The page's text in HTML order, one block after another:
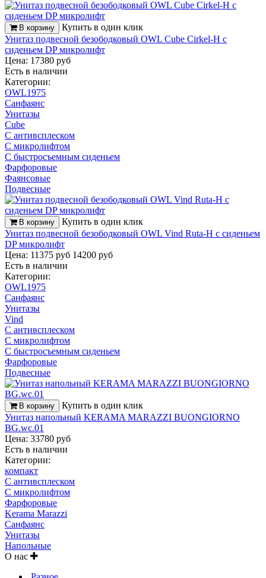
В корзину
Купить в один клик
Унитаз подвесной безободковый OWL Cube Cirkel-H с
сиденьем DP микролифт
Цена: 17380 руб
Есть в наличии
Категории:
OWL1975
Санфаянс
Унитазы
Cube
С антивсплеском
С микролифтом
С быстросъемным сиденьем
Фарфоровые
Фаянсовые
Подвесные
В корзину
Купить в один клик
Унитаз подвесной безободковый OWL Vind Ruta-H с сиденьем
DP микролифт
Цена: 11375 руб 14200 руб
Есть в наличии
Категории:
OWL1975
Санфаянс
Унитазы
Vind
С антивсплеском
С микролифтом
С быстросъемным сиденьем
Фарфоровые
Подвесные
В корзину
Купить в один клик
Унитаз напольный KERAMA MARAZZI BUONGIORNO
BG.wc.01
Цена: 33780 руб
Есть в наличии
Категории:
компакт
С антивсплеском
С микролифтом
Фарфоровые
Kerama Marazzi
Санфаянс
Унитазы
Напольные
О нас